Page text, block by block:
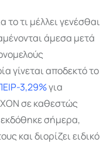
το τι μέλλει γενέσθαι
άμεσα μετά
γίνεται αποδεκτό το
-3,29%για
σε καθεστώς
σήμερα,
και διορίζει ειδικό